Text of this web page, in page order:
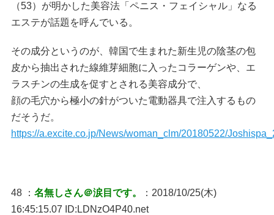
（53）が明かした美容法「ペニス・フェイシャル」なる
エステが話題を呼んでいる。
その成分というのが、韓国で生まれた新生児の陰茎の包
皮から抽出された線維芽細胞に入ったコラーゲンや、エ
ラスチンの生成を促すとされる美容成分で、
顔の毛穴から極小の針がついた電動器具で注入するもの
だそうだ。
https://a.excite.co.jp/News/woman_clm/20180522/
48 ： 名無しさん＠涙目です。
：2018/10/25(木)
16:45:15.07 ID:LDNzO4P40.net